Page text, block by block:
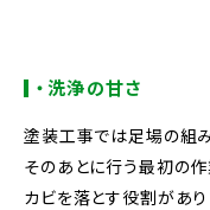
・洗浄の甘さ
塗装工事では足場の組
そのあとに行う最初の
カビを落とす役割があ